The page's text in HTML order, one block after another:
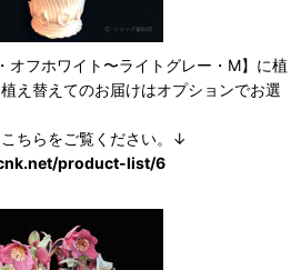
オフホワイト〜ライトグレー・M】に植
え替えてのお届けはオプションでお選
ちらをご覧ください。↓
product-list/6